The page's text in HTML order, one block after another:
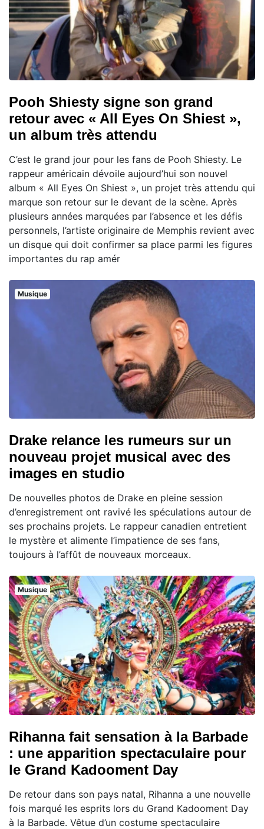
Pooh Shiesty signe son grand
retour avec « All Eyes On Shiest »,
un album très attendu
C’est le grand jour pour les fans de Pooh Shiesty. Le
rappeur américain dévoile aujourd’hui son nouvel
album « All Eyes On Shiest », un projet très attendu qui
marque son retour sur le devant de la scène. Après
plusieurs années marquées par l’absence et les défis
personnels, l’artiste originaire de Memphis revient avec
un disque qui doit confirmer sa place parmi les figures
importantes du rap amér
Musique
Drake relance les rumeurs sur un
nouveau projet musical avec des
images en studio
De nouvelles photos de Drake en pleine session
d’enregistrement ont ravivé les spéculations autour de
ses prochains projets. Le rappeur canadien entretient
le mystère et alimente l’impatience de ses fans,
toujours à l’affût de nouveaux morceaux.
Musique
Rihanna fait sensation à la Barbade
: une apparition spectaculaire pour
le Grand Kadooment Day
De retour dans son pays natal, Rihanna a une nouvelle
fois marqué les esprits lors du Grand Kadooment Day
à la Barbade. Vêtue d’un costume spectaculaire